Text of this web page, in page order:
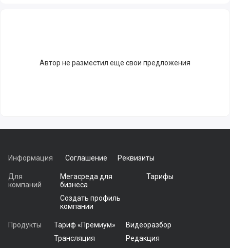
Автор не разместил еще свои предложения
Информация Соглашение Реквизиты
Для
компаний
Мегасреда для
бизнеса
Тарифы
Создать профиль
компании
Продукты Тариф «Премиум»
Видеоразбор
Трансляция
Редакция